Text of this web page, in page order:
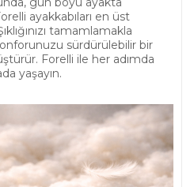
ayakkabıları en üst
tamamlamakla
sürdürülebilir bir
Forelli ile her adımda
yaşayın.